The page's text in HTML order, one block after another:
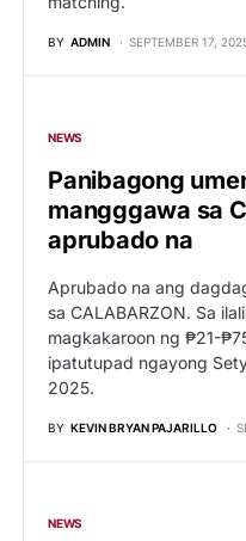
BY ADMIN SEPTEMBER 17,
NEWS
Panibagong
mangggawa sa
aprubado na
Aprubado na ang
sa CALABARZON. Sa
magkakaroon ng ₱21-
ipatutupad ngayong
2025.
BY KEVIN BRYAN PAJARILLO
NEWS